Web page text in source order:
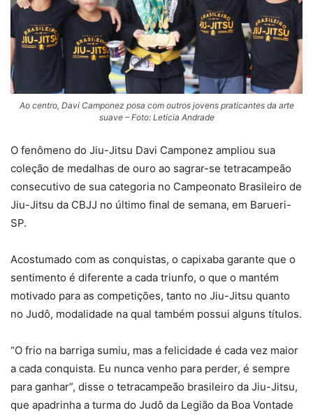
Ao centro, Davi Camponez posa com outros jovens praticantes da arte
suave – Foto: Leticia Andrade
O fenômeno do Jiu-Jitsu Davi Camponez ampliou sua
coleção de medalhas de ouro ao sagrar-se tetracampeão
consecutivo de sua categoria no Campeonato Brasileiro de
Jiu-Jitsu da CBJJ no último final de semana, em Barueri-
SP.
Acostumado com as conquistas, o capixaba garante que o
sentimento é diferente a cada triunfo, o que o mantém
motivado para as competições, tanto no Jiu-Jitsu quanto
no Judô, modalidade na qual também possui alguns títulos.
“O frio na barriga sumiu, mas a felicidade é cada vez maior
a cada conquista. Eu nunca venho para perder, é sempre
para ganhar”, disse o tetracampeão brasileiro da Jiu-Jitsu,
que apadrinha a turma do Judô da Legião da Boa Vontade